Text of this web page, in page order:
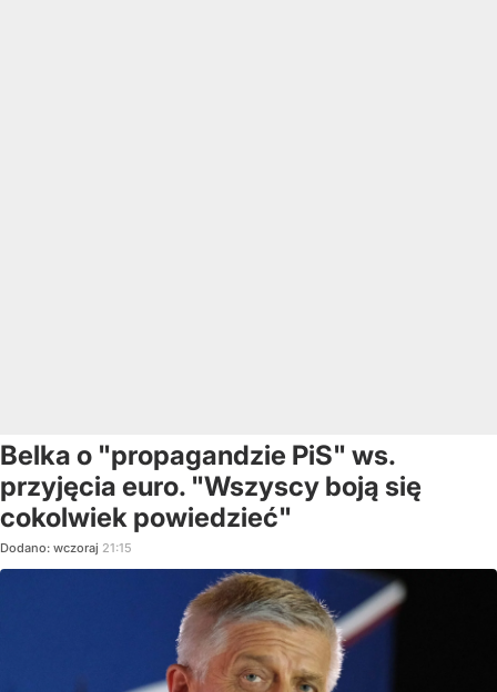
Belka o "propagandzie PiS" ws.
przyjęcia euro. "Wszyscy boją się
cokolwiek powiedzieć"
Dodano: wczoraj 21:15